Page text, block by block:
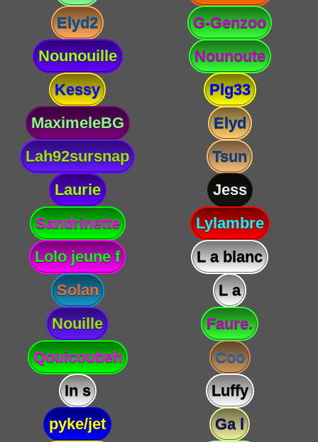
Elyd2
G-Genzoo
Nounouille
Nounoute
Kessy
Plg33
MaximeleBG
Elyd
Lah92sursnap
Tsun
Laurie
Jess
Sandrinette
Lylambre
Lolo jeune f
L a blanc
Solan
L a
Nouille
Faure.
Qouicoubeh
Coo
In s
Luffy
pyke/jet
Ga l